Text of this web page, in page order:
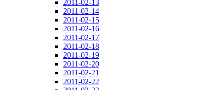
2011-02-13
2011-02-14
2011-02-15
2011-02-16
2011-02-17
2011-02-18
2011-02-19
2011-02-20
2011-02-21
2011-02-22